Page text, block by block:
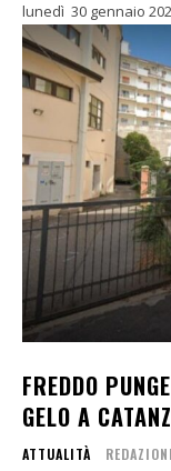
FREDDO
GELO A
ATTUALITÀ